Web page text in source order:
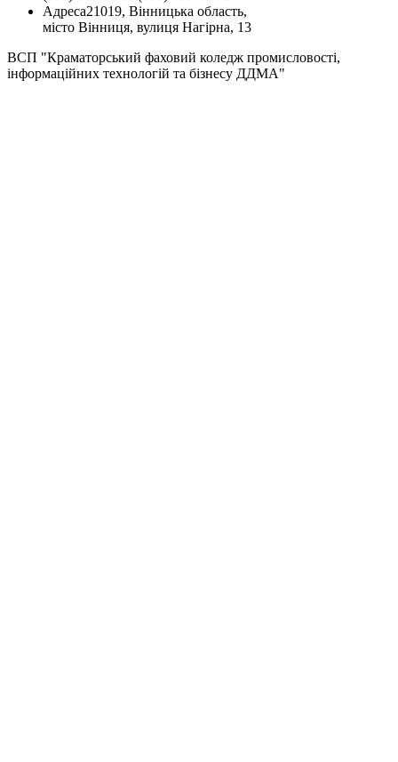
Адреса21019, Вінницька область,
місто Вінниця, вулиця Нагірна, 13
ВСП "Краматорський фаховий коледж промисловості,
інформаційних технологій та бізнесу ДДМА"